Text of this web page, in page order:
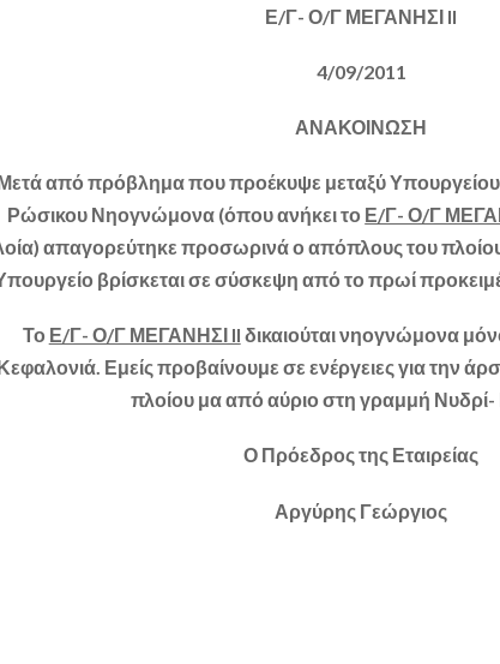
Ε/Γ- Ο/Γ ΜΕΓΑΝΗΣΙ II
4/09/2011
ΑΝΑΚΟΙΝΩΣΗ
από πρόβλημα που προέκυψε μεταξύ Υπουργείου
Ρώσικου Νηογνώμονα (όπου ανήκει το Ε/Γ- Ο/Γ
απαγορεύτηκε προσωρινά ο απόπλους του
βρίσκεται σε σύσκεψη από το πρωί
Το Ε/Γ- Ο/Γ ΜΕΓΑΝΗΣΙ II δικαιούται νηογνώμονα
Εμείς προβαίνουμε σε ενέργειες για την
πλοίου μα από αύριο στη γραμμή Νυδρί-
Ο Πρόεδρος της Εταιρείας
Αργύρης Γεώργιος